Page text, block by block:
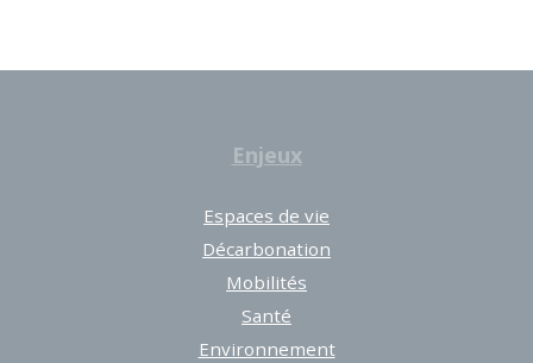
Enjeux
Espaces de vie
Décarbonation
Mobilités
Santé
Environnement